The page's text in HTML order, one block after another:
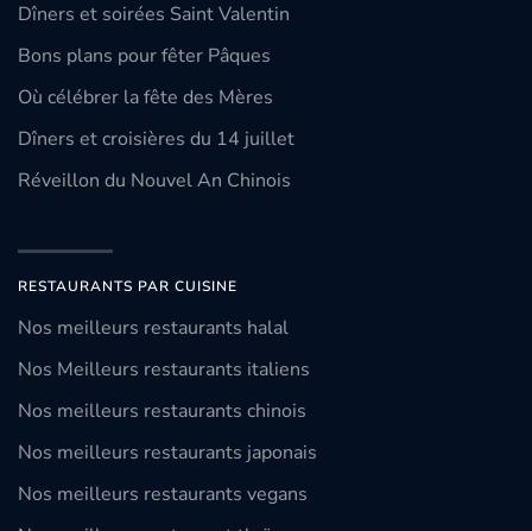
Dîners et soirées Saint Valentin
Bons plans pour fêter Pâques
Où célébrer la fête des Mères
Dîners et croisières du 14 juillet
Réveillon du Nouvel An Chinois
RESTAURANTS PAR CUISINE
Nos meilleurs restaurants halal
Nos Meilleurs restaurants italiens
Nos meilleurs restaurants chinois
Nos meilleurs restaurants japonais
Nos meilleurs restaurants vegans